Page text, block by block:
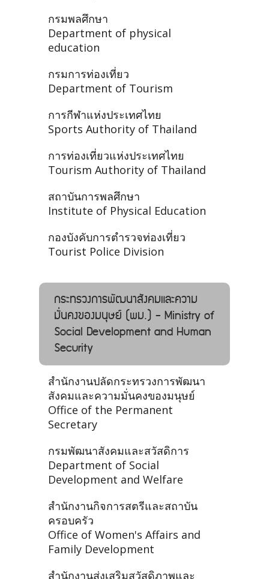
กรมพลศึกษา
Department of physical
education
กรมการท่องเที่ยว
Department of Tourism
การกีฬาแห่งประเทศไทย
Sports Authority of Thailand
การท่องเที่ยวแห่งประเทศไทย
Tourism Authority of Thailand
สถาบันการพลศึกษา
Institute of Physical Education
กองบังคับการตำรวจท่องเที่ยว
Tourist Police Division
กระทรวงการพัฒนาสังคมและความ
มั่นคงของมนุษย์ (พม.) - Ministry of
Social Development and Human
Security
สำนักงานปลัดกระทรวงการพัฒนา
สังคมและความมั่นคงของมนุษย์
Office of the Permanent
Secretary
กรมพัฒนาสังคมและสวัสดิการ
Department of Social
Development and Welfare
สำนักงานกิจการสตรีและสถาบัน
ครอบครัว
Office of Women's Affairs and
Family Development
สำนักงานส่งเสริมสวัสดิภาพและ